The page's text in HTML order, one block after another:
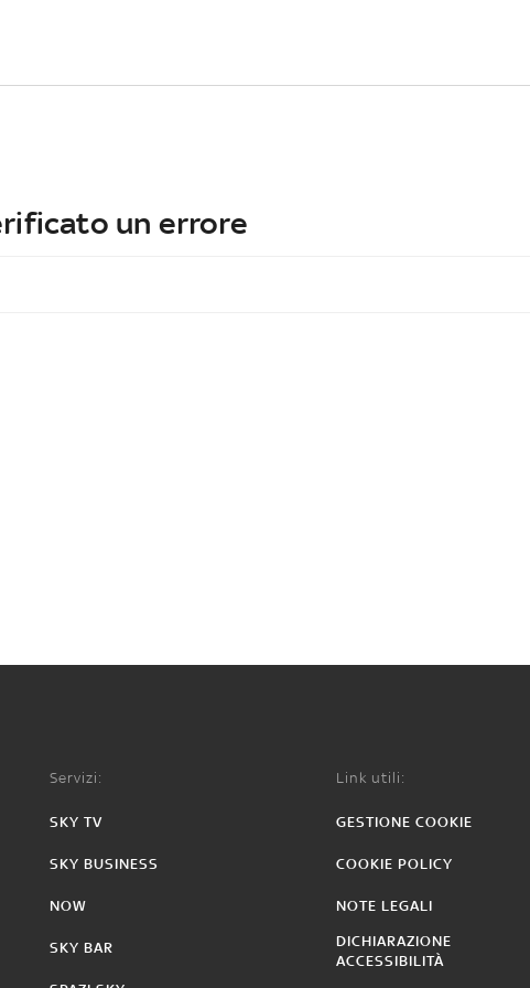
un errore
Servizi:
SKY TV
SKY BUSINESS
NOW
SKY BAR
Link utili:
GESTIONE COOKIE
COOKIE POLICY
NOTE LEGALI
DICHIARAZIONE
ACCESSIBILITÀ